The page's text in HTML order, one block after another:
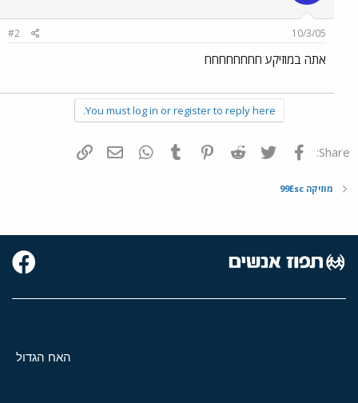
10/3/05
#2
אתה במוזיקע חחחחחחחח
You must log in or register to reply here.
Share: פייסבוק Twitter
Reddit
Pinterest
Tumblr
WhatsAppדואר אלקטרוני
מוזיקה 99Esc
האח הגדול